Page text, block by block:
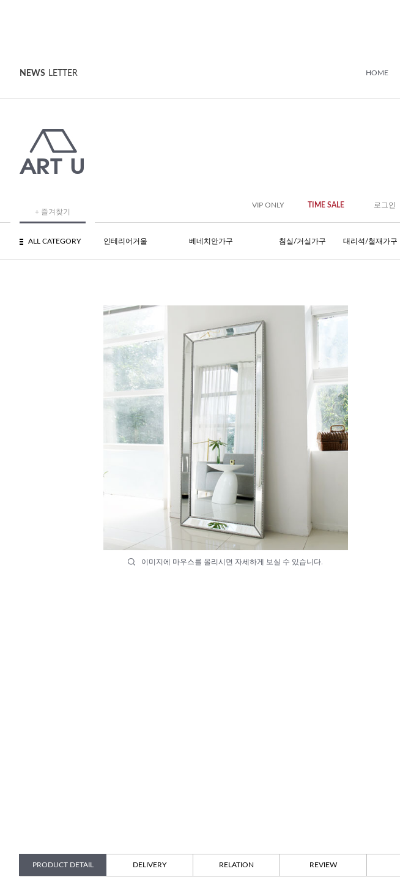
NEWS LETTER HOME
+ 즐겨찾기
VIP ONLY TIME SALE 로그인
ALL CATEGORY 인테리어거울 베네치안가구 침실/거실가구 대리석/철재가구
이미지에 마우스를 올리시면 자세하게 보실 수 있습니다.
PRODUCT DETAIL DELIVERY RELATION REVIEW